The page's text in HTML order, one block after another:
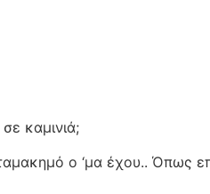
καμινιά;
ο ‘μα έχου.. Όπως